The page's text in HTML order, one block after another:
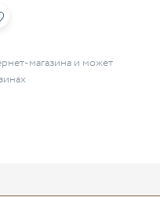
магазина и может